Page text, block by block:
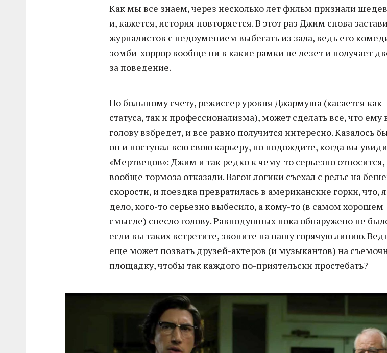
Как мы все знаем, через несколько лет фильм признали
и, кажется, история повторяется. В этот раз Джим снова
журналистов с недоумением выбегать из зала, ведь его
зомби-хоррор вообще ни в какие рамки не лезет и получает
за поведение.
По большому счету, режиссер уровня Джармуша (касается как
статуса, так и профессионализма), может сделать все, что ему
голову взбредет, и все равно получится интересно. Казалось
он и поступал всю свою карьеру, но подождите, когда вы
«Мертвецов»: Джим и так редко к чему-то серьезно относится,
вообще тормоза отказали. Вагон логики съехал с рельс на
скорости, и поездка превратилась в американские горки, что,
дело, кого-то серьезно выбесило, а кому-то (в самом хорошем
смысле) снесло голову. Равнодушных пока обнаружено не
если вы таких встретите, звоните на нашу горячую линию.
еще может позвать друзей-актеров (и музыкантов) на
площадку, чтобы так каждого по-приятельски простебать?